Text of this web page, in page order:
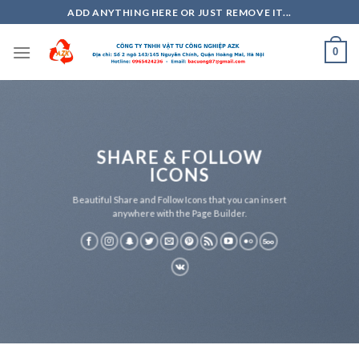
to
content
ADD ANYTHING HERE OR JUST REMOVE IT...
0
SHARE & FOLLOW
ICONS
Beautiful Share and Follow Icons that you can insert
anywhere with the Page Builder.